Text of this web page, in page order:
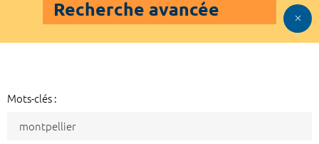
Recherche avancée
Mots-clés :